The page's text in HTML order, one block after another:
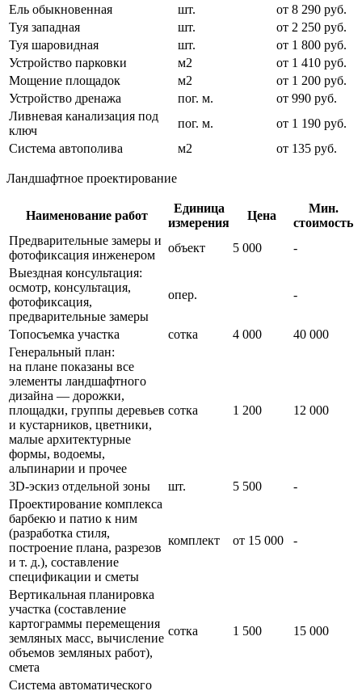
Ель обыкновенная
шт.
от 8 290 руб.
Туя западная
шт.
от 2 250 руб.
Туя шаровидная
шт.
от 1 800 руб.
Устройство парковки
м2
от 1 410 руб.
Мощение площадок
м2
от 1 200 руб.
Устройство дренажа
пог. м.
от 990 руб.
Ливневая канализация под
ключ
пог. м.
от 1 190 руб.
Система автополива
м2 от 135 руб.
Ландшафтное проектирование
Наименование работ
Единица
измерения
Цена
Мин.
стоимость
Предварительные замеры и
фотофиксация инженером
объект 5 000
-
Выездная консультация:
осмотр, консультация,
фотофиксация,
предварительные замеры
опер. -
Топосъемка участка сотка 4 000
40 000
Генеральный план:
на плане показаны все
элементы ландшафтного
дизайна — дорожки,
площадки, группы деревьев
и кустарников, цветники,
малые архитектурные
формы, водоемы,
альпинарии и прочее
сотка 1 200 12 000
3D-эскиз отдельной зоны шт. 5 500
-
Проектирование комплекса
барбекю и патио к ним
(разработка стиля,
построение плана, разрезов
и т. д.), составление
спецификации и сметы
комплект от 15 000 -
Вертикальная планировка
участка (составление
картограммы перемещения
земляных масс, вычисление
объемов земляных работ),
смета
сотка 1 500 15 000
Система автоматического